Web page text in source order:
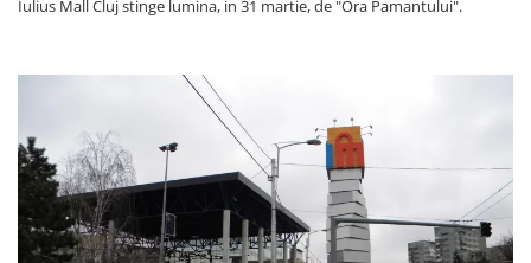
Iulius Mall Cluj stinge lumina, in 31 martie, de "Ora Pamantului".